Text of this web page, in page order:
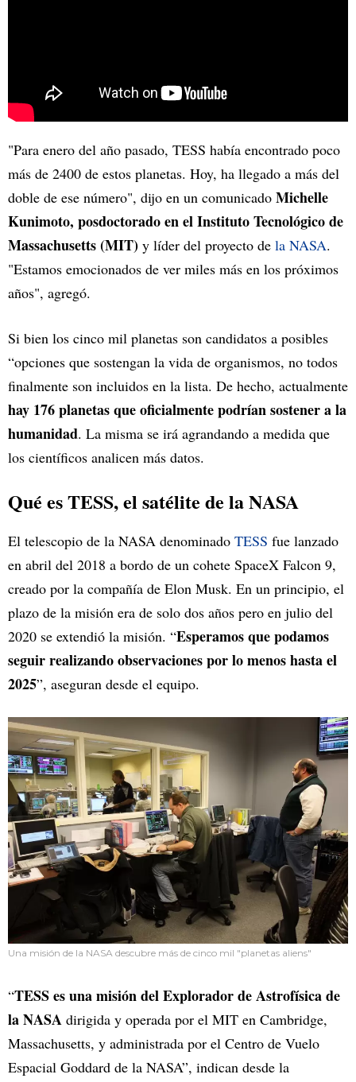
"Para enero del año pasado, TESS había encontrado poco
más de 2400 de estos planetas. Hoy, ha llegado a más del
doble de ese número", dijo en un comunicado Michelle
Kunimoto, posdoctorado en el Instituto Tecnológico de
Massachusetts (MIT) y líder del proyecto de la NASA.
"Estamos emocionados de ver miles más en los próximos
años", agregó.
Si bien los cinco mil planetas son candidatos a posibles
“opciones que sostengan la vida de organismos, no todos
finalmente son incluidos en la lista. De hecho, actualmente
hay 176 planetas que oficialmente podrían sostener a la
humanidad. La misma se irá agrandando a medida que
los científicos analicen más datos.
Qué es TESS, el satélite de la NASA
El telescopio de la NASA denominado TESS fue lanzado
en abril del 2018 a bordo de un cohete SpaceX Falcon 9,
creado por la compañía de Elon Musk. En un principio, el
plazo de la misión era de solo dos años pero en julio del
2020 se extendió la misión. “Esperamos que podamos
seguir realizando observaciones por lo menos hasta el
2025”, aseguran desde el equipo.
Una misión de la NASA descubre más de cinco mil "planetas aliens"
“TESS es una misión del Explorador de Astrofísica de
la NASA dirigida y operada por el MIT en Cambridge,
Massachusetts, y administrada por el Centro de Vuelo
Espacial Goddard de la NASA”, indican desde la